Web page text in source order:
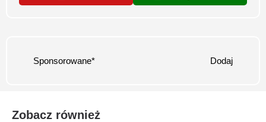
Sponsorowane* Dodaj
Zobacz również